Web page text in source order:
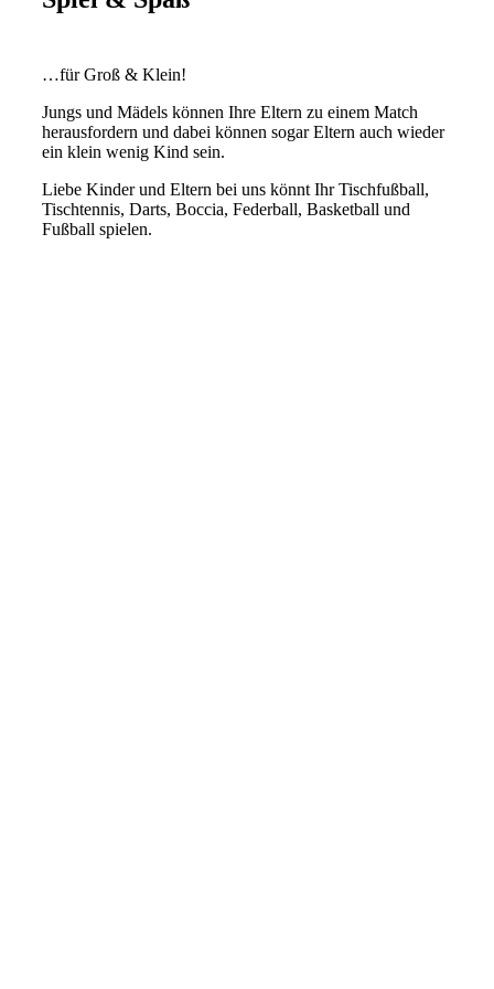
…für Groß & Klein!
Jungs und Mädels können Ihre Eltern zu einem Match
herausfordern und dabei können sogar Eltern auch wieder
ein klein wenig Kind sein.
Liebe Kinder und Eltern bei uns könnt Ihr Tischfußball,
Tischtennis, Darts, Boccia, Federball, Basketball und
Fußball spielen.